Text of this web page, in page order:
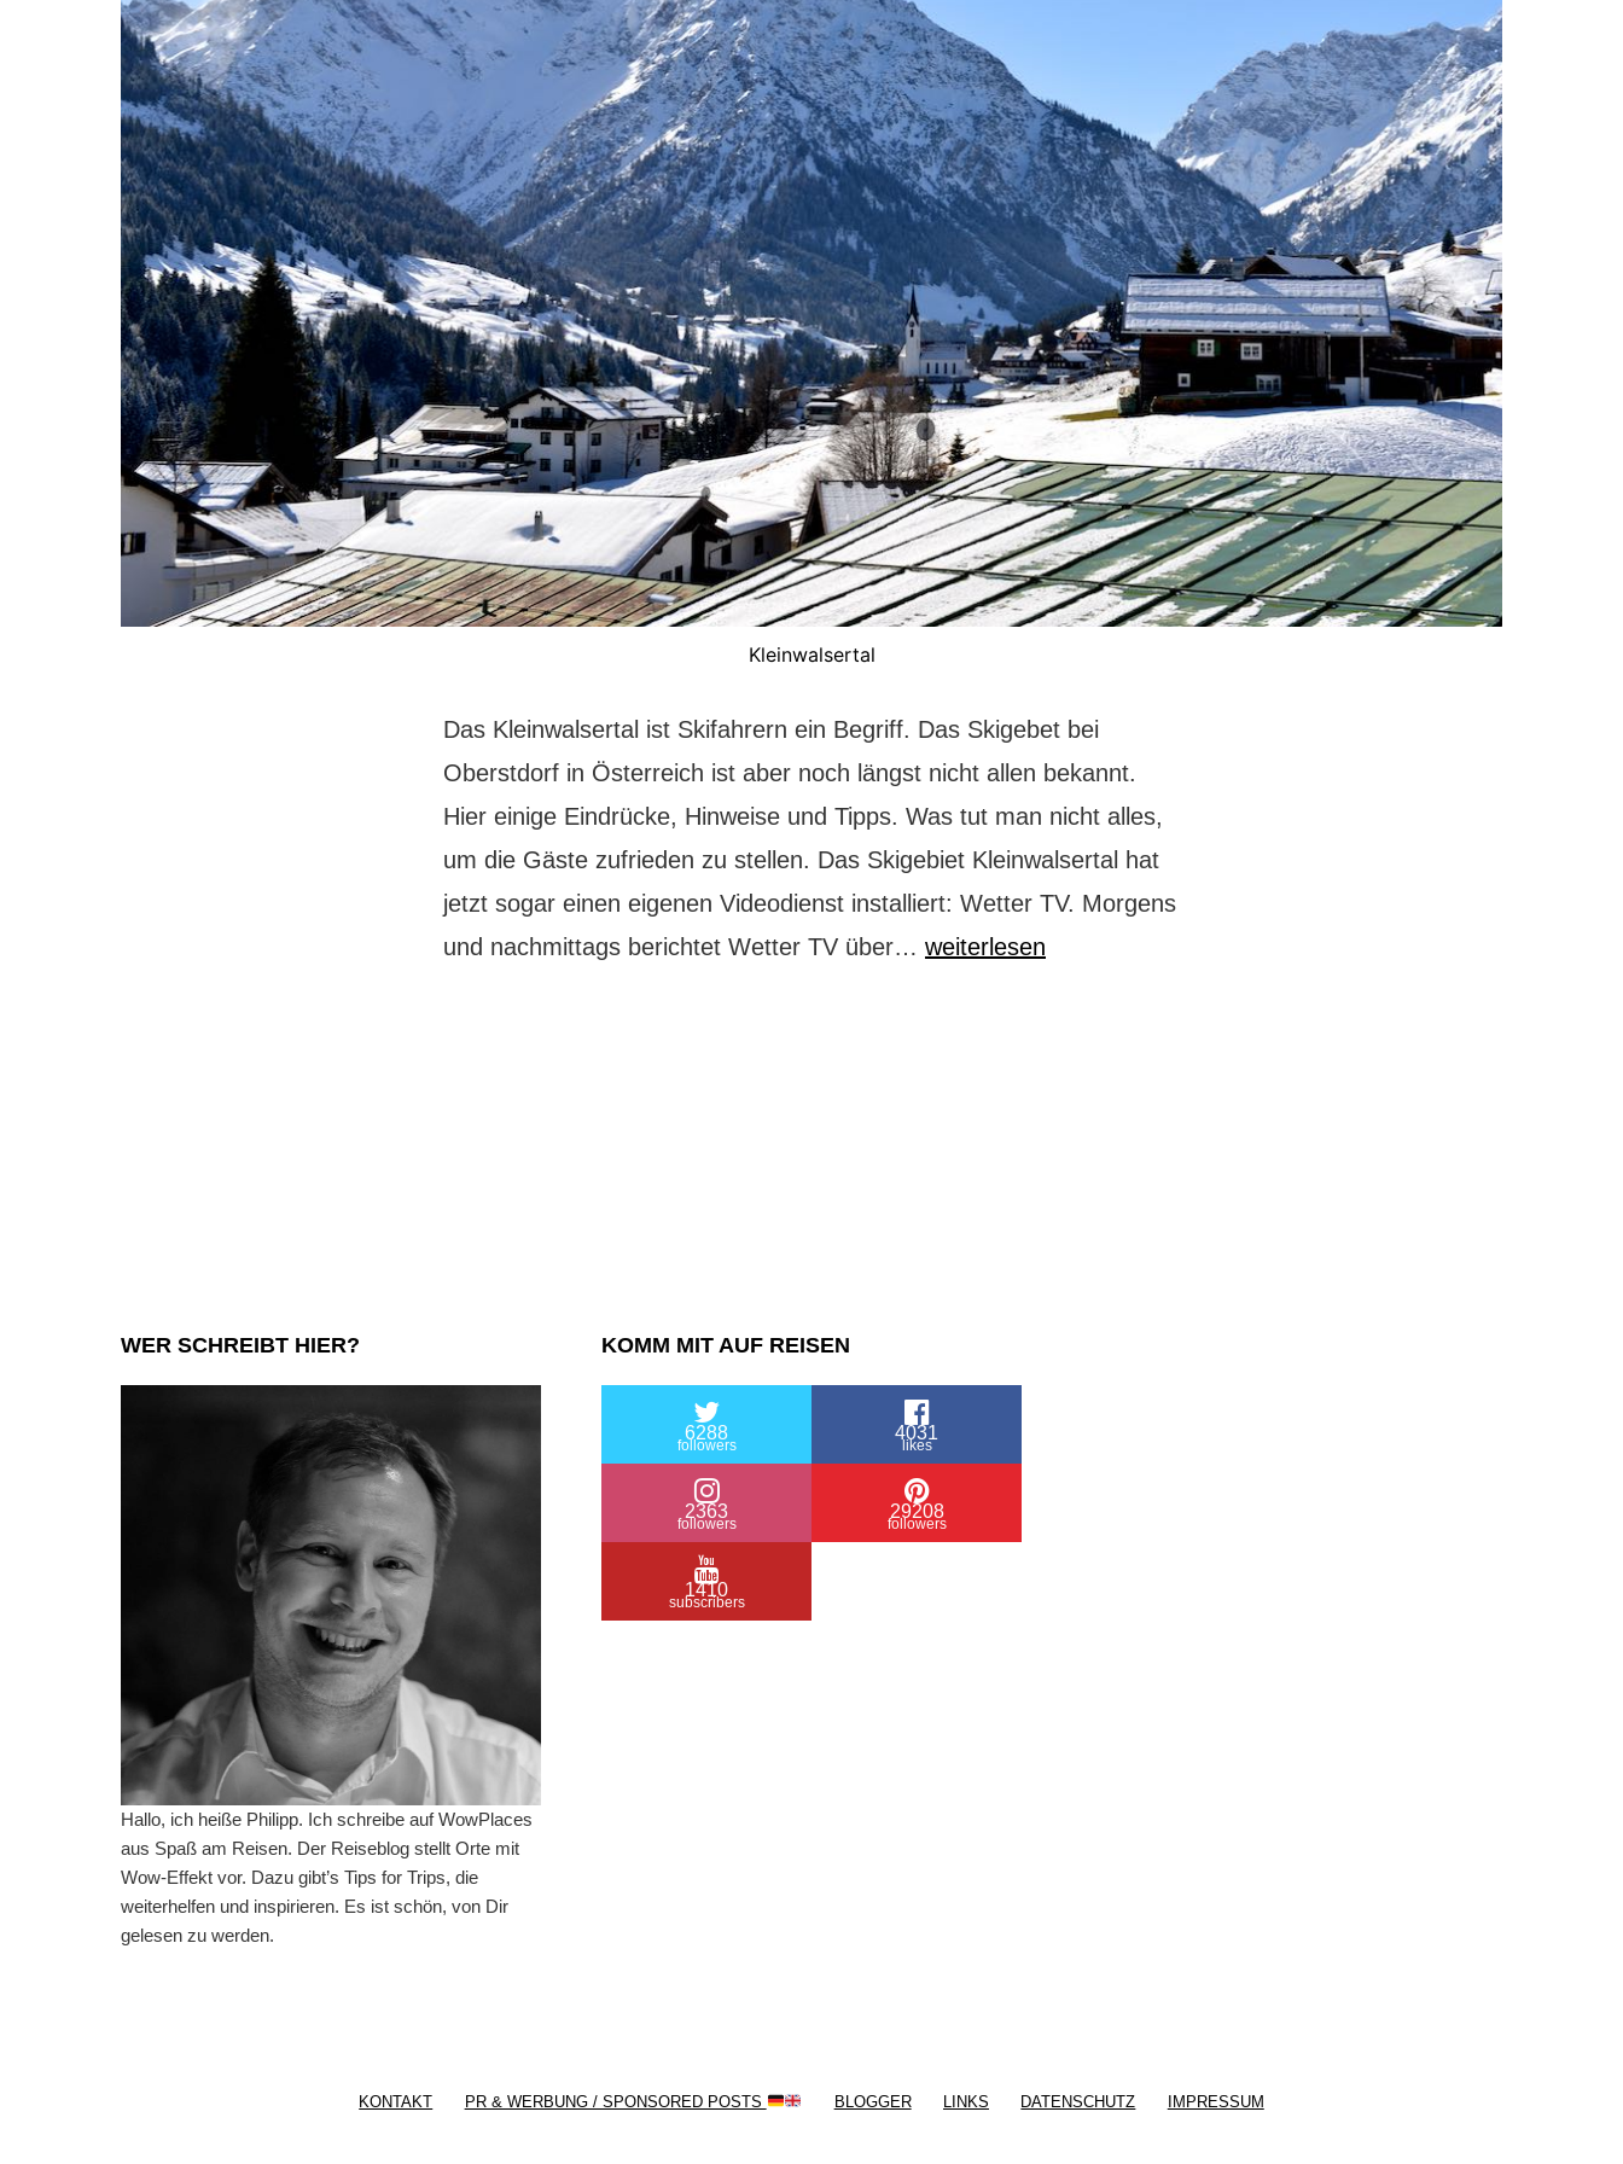
Kleinwalsertal
Das Kleinwalsertal ist Skifahrern ein Begriff. Das Skigebet bei
Oberstdorf in Österreich ist aber noch längst nicht allen bekannt.
Hier einige Eindrücke, Hinweise und Tipps. Was tut man nicht alles,
um die Gäste zufrieden zu stellen. Das Skigebiet Kleinwalsertal hat
jetzt sogar einen eigenen Videodienst installiert: Wetter TV. Morgens
und nachmittags berichtet Wetter TV über… Kleinwalsertal
weiterlesen
WER SCHREIBT HIER?
Hallo, ich heiße Philipp. Ich schreibe auf WowPlaces
aus Spaß am Reisen. Der Reiseblog stellt Orte mit
Wow-Effekt vor. Dazu gibt’s Tips for Trips, die
weiterhelfen und inspirieren. Es ist schön, von Dir
gelesen zu werden.
KOMM MIT AUF REISEN
6288
followers
4031
likes
2363
followers
29208
followers
1410
subscribers
KONTAKT PR & WERBUNG / SPONSORED POSTS BLOGGER LINKS DATENSCHUTZ IMPRESSUM